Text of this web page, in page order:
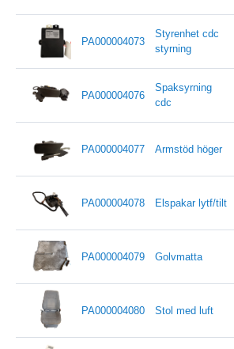
PA000004073
Styrenhet cdc
styrning
PA000004076
Spaksyrning
cdc
PA000004077 Armstöd höger
PA000004078 Elspakar lytf/tilt
PA000004079 Golvmatta
PA000004080 Stol med luft